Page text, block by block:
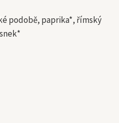
podobě, paprika*, římský